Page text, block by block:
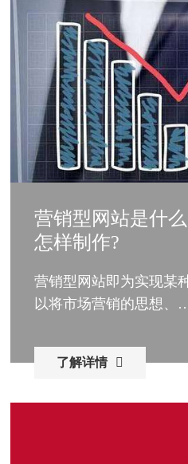
营销型网站是什
怎样制作?
营销型网站即为实现某
以将市场营销的思想
了解详情